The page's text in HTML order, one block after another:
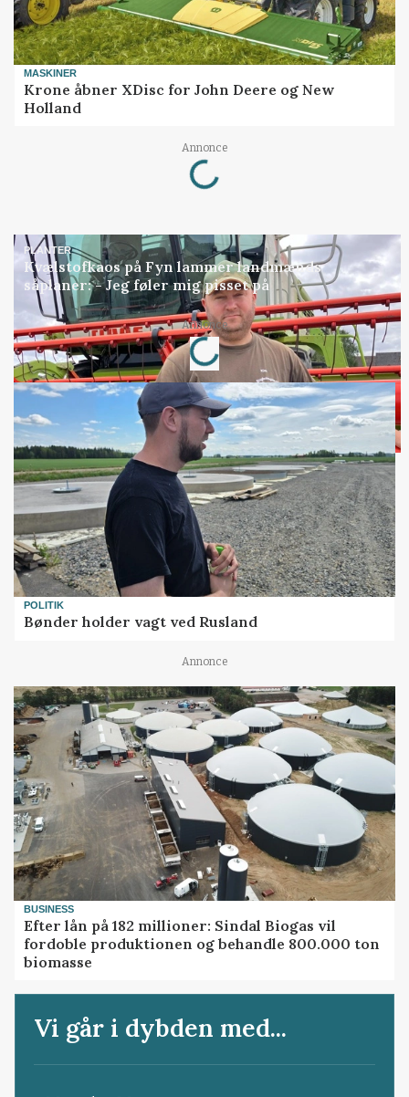
MASKINER
Krone åbner XDisc for John Deere og New
Holland
Annonce
Loading...
PLANTER
Kvælstofkaos på Fyn lammer landmænds
såplaner: - Jeg føler mig pisset på
Annonce
Loading...
POLITIK
Bønder holder vagt ved Rusland
Annonce
BUSINESS
Efter lån på 182 millioner: Sindal Biogas vil
fordoble produktionen og behandle 800.000 ton
biomasse
Vi går i dybden med...